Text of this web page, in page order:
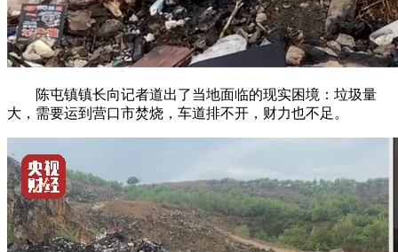
陈屯镇镇长向记者道出了当地面临的现实困境：垃圾量
大，需要运到营口市焚烧，车道排不开，财力也不足。